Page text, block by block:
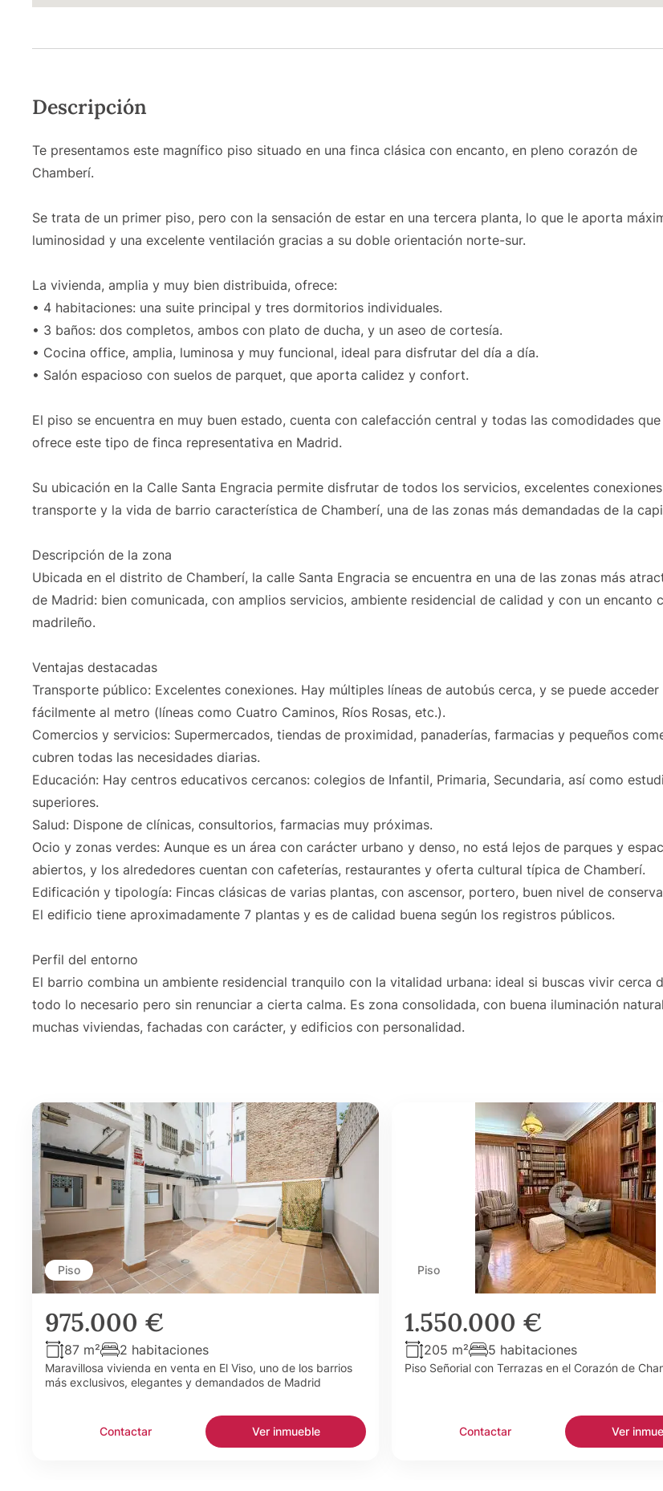
Descripción
Te presentamos este magnífico piso situado en una finca clásica con encanto, en pleno corazón de
Chamberí.
Se trata de un primer piso, pero con la sensación de estar en una tercera planta, lo que le aporta
luminosidad y una excelente ventilación gracias a su doble orientación norte-sur.
La vivienda, amplia y muy bien distribuida, ofrece:
• 4 habitaciones: una suite principal y tres dormitorios individuales.
• 3 baños: dos completos, ambos con plato de ducha, y un aseo de cortesía.
• Cocina office, amplia, luminosa y muy funcional, ideal para disfrutar del día a día.
• Salón espacioso con suelos de parquet, que aporta calidez y confort.
El piso se encuentra en muy buen estado, cuenta con calefacción central y todas las comodidades que
ofrece este tipo de finca representativa en Madrid.
Su ubicación en la Calle Santa Engracia permite disfrutar de todos los servicios, excelentes
transporte y la vida de barrio característica de Chamberí, una de las zonas más demandadas de la
Descripción de la zona
Ubicada en el distrito de Chamberí, la calle Santa Engracia se encuentra en una de las zonas más
de Madrid: bien comunicada, con amplios servicios, ambiente residencial de calidad y con un encanto
madrileño.
Ventajas destacadas
Transporte público: Excelentes conexiones. Hay múltiples líneas de autobús cerca, y se puede acceder
fácilmente al metro (líneas como Cuatro Caminos, Ríos Rosas, etc.).
Comercios y servicios: Supermercados, tiendas de proximidad, panaderías, farmacias y pequeños
cubren todas las necesidades diarias.
Educación: Hay centros educativos cercanos: colegios de Infantil, Primaria, Secundaria, así como
superiores.
Salud: Dispone de clínicas, consultorios, farmacias muy próximas.
Ocio y zonas verdes: Aunque es un área con carácter urbano y denso, no está lejos de parques y
abiertos, y los alrededores cuentan con cafeterías, restaurantes y oferta cultural típica de Chamberí.
Edificación y tipología: Fincas clásicas de varias plantas, con ascensor, portero, buen nivel de
El edificio tiene aproximadamente 7 plantas y es de calidad buena según los registros públicos.
Perfil del entorno
El barrio combina un ambiente residencial tranquilo con la vitalidad urbana: ideal si buscas vivir cerca
todo lo necesario pero sin renunciar a cierta calma. Es zona consolidada, con buena iluminación
muchas viviendas, fachadas con carácter, y edificios con personalidad.
Piso
975.000 €
87 m² 2 habitaciones
Maravillosa vivienda en venta en El Viso, uno de los barrios
más exclusivos, elegantes y demandados de Madrid
Contactar Ver inmueble
Piso
1.550.000 €
205 m² 5 habitaciones
Piso Señorial con Terrazas en el Corazón de
Contactar Ver